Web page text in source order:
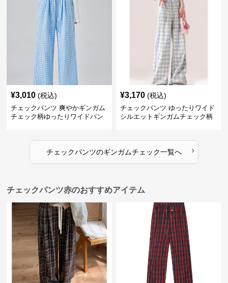
¥3,010 (税込)
チェックパンツ 爽やかギンガム
チェック柄ゆったりワイドパン
¥3,170 (税込)
チェックパンツ ゆったりワイド
シルエットギンガムチェック柄
チェックパンツのギンガムチェック一覧へ ›
チェックパンツ赤のおすすめアイテム